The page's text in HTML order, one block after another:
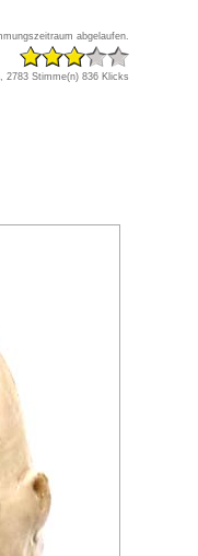
abgelaufen.
2783 Stimme(n) 836 Klicks